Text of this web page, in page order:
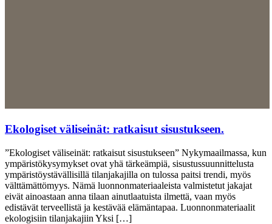
Ekologiset väliseinät: ratkaisut sisustukseen.
”Ekologiset väliseinät: ratkaisut sisustukseen” Nykymaailmassa, kun
ympäristökysymykset ovat yhä tärkeämpiä, sisustussuunnittelusta
ympäristöystävällisillä tilanjakajilla on tulossa paitsi trendi, myös
välttämättömyys. Nämä luonnonmateriaaleista valmistetut jakajat
eivät ainoastaan ​​anna tilaan ainutlaatuista ilmettä, vaan myös
edistävät terveellistä ja kestävää elämäntapaa. Luonnonmateriaalit
ekologisiin tilanjakajiin Yksi […]